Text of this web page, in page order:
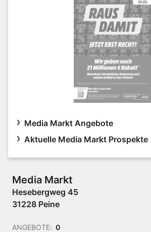
Media Markt Angebote
Aktuelle Media Markt Prospekte
Media Markt
Hesebergweg 45
31228 Peine
ANGEBOTE: 0